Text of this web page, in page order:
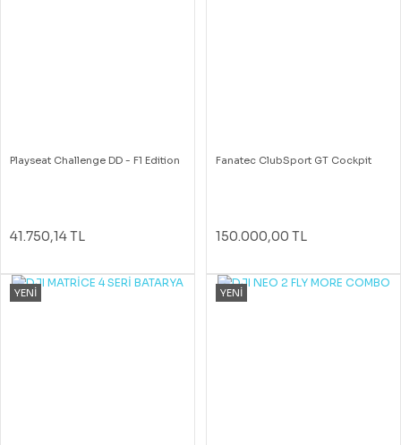
Playseat Challenge DD - F1 Edition
41.750,14 TL
Fanatec ClubSport GT Cockpit
150.000,00 TL
YENİ YENİ